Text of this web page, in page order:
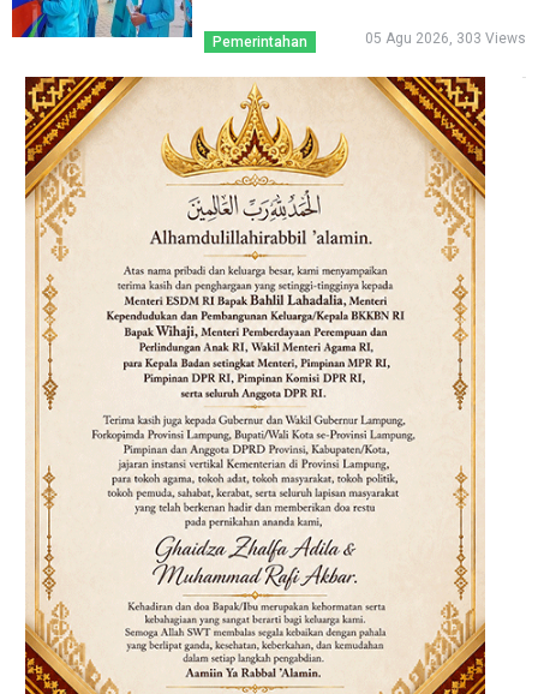
Pemerintahan 05 Agu 2026, 303 Views